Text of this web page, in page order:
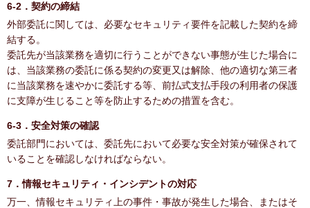
6-2．契約の締結
外部委託に関しては、必要なセキュリティ要件を記載した契約を締
結する。
委託先が当該業務を適切に行うことができない事態が生じた場合に
は、当該業務の委託に係る契約の変更又は解除、他の適切な第三者
に当該業務を速やかに委託する等、前払式支払手段の利用者の保護
に支障が生じること等を防止するための措置を含む。
6-3．安全対策の確認
委託部門においては、委託先において必要な安全対策が確保されて
いることを確認しなければならない。
7．情報セキュリティ・インシデントの対応
万一、情報セキュリティ上の事件・事故が発生した場合、またはそ